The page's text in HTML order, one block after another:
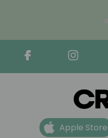
Apple Store